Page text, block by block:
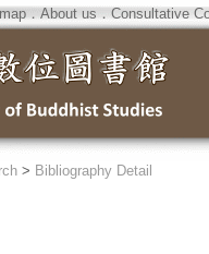
．About us ． Consultative
> Bibliography Detail